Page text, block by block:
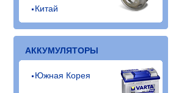
Китай
АККУМУЛЯТОРЫ
Южная Корея